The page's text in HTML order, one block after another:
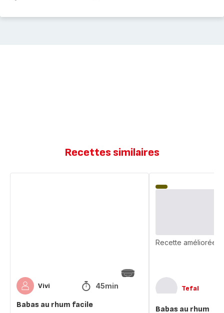
Recettes similaires
Vivi 45min
Babas au rhum facile
Tefal
Babas au rhum
Recette améliorée
au